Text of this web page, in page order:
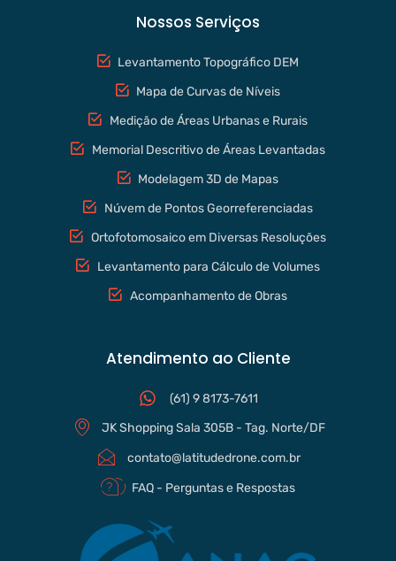
Nossos Serviços
Levantamento Topográfico DEM
Mapa de Curvas de Níveis
Medição de Áreas Urbanas e Rurais
Memorial Descritivo de Áreas Levantadas
Modelagem 3D de Mapas
Núvem de Pontos Georreferenciadas
Ortofotomosaico em Diversas Resoluções
Levantamento para Cálculo de Volumes
Acompanhamento de Obras
Atendimento ao Cliente
(61) 9 8173-7611
JK Shopping Sala 305B - Tag. Norte/DF
contato@latitudedrone.com.br
FAQ - Perguntas e Respostas